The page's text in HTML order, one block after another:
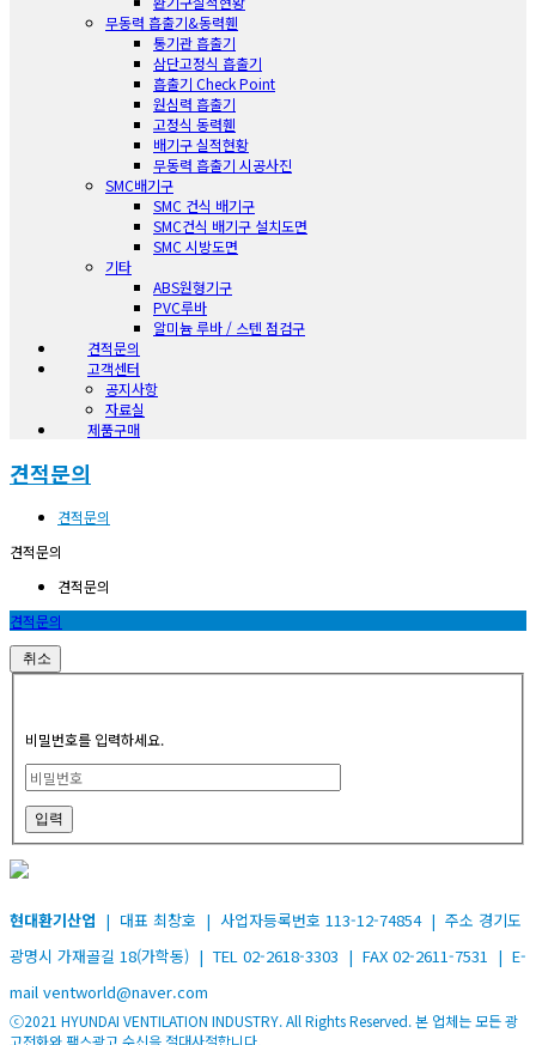
무동력 흡출기&동력휀
통기관 흡출기
삼단고정식 흡출기
흡출기 Check Point
원심력 흡출기
고정식 동력휀
배기구 실적현황
무동력 흡출기 시공사진
SMC배기구
SMC 건식 배기구
SMC건식 배기구 설치도면
SMC 시방도면
기타
ABS원형기구
PVC루바
알미늄 루바 / 스텐 점검구
견적문의
고객센터
공지사항
자료실
제품구매
견적문의
견적문의
견적문의
견적문의
견적문의
취소
비밀번호를 입력하세요.
입력
현대환기산업 | 대표 최창호 | 사업자등록번호 113-12-74854 | 주소 경기도
광명시 가재골길 18(가학동) | TEL 02-2618-3303 | FAX 02-2611-7531 | E-
mail ventworld@naver.com
ⓒ2021 HYUNDAI VENTILATION INDUSTRY. All Rights Reserved. 본 업체는 모든 광
고전화와 팩스광고 수신을 절대사절합니다.